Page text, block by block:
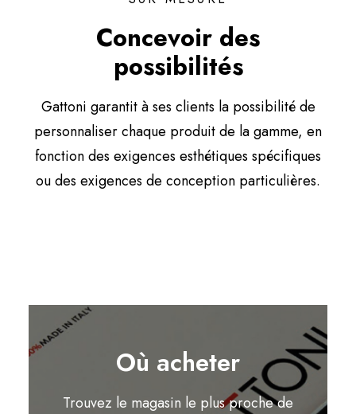
Concevoir des
possibilités
Gattoni garantit à ses clients la possibilité de
personnaliser chaque produit de la gamme, en
fonction des exigences esthétiques spécifiques
ou des exigences de conception particulières.
Où acheter
Trouvez le magasin le plus proche de